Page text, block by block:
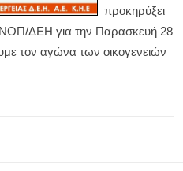
προκηρύξει
ΔΕΗ για την Παρασκευή 28
τον αγώνα των οικογενειών